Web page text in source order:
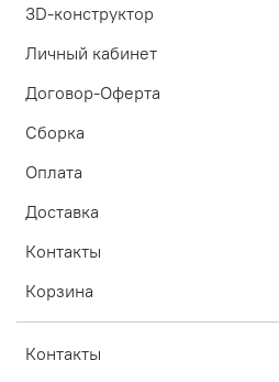
3D-конструктор
Личный кабинет
Договор-Оферта
Сборка
Оплата
Доставка
Контакты
Корзина
Контакты